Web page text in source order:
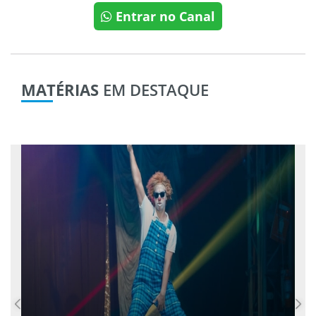
Entrar no Canal
MATÉRIAS EM DESTAQUE